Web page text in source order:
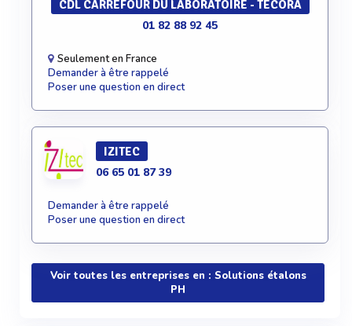
CDL CARREFOUR DU LABORATOIRE - TECORA
01 82 88 92 45
Seulement en France
Demander à être rappelé
Poser une question en direct
IZITEC
06 65 01 87 39
Demander à être rappelé
Poser une question en direct
Voir toutes les entreprises en : Solutions étalons
PH